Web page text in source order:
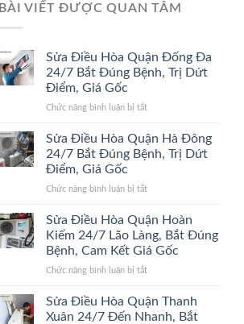
BÀI VIẾT ĐƯỢC QUAN TÂM
Sửa Điều Hòa Quận Đống Đa
24/7 Bắt Đúng Bệnh, Trị Dứt
Điểm, Giá Gốc
Chức năng bình luận bị tắtở
Điều
Hòa
Quận
Đa
Bắt
Đúng
Bệnh,
Dứt
Giá
Gốc
Sửa Điều Hòa Quận Hà Đông
24/7 Bắt Đúng Bệnh, Trị Dứt
Điểm, Giá Gốc
Chức năng bình luận bị tắtở
Điều
Quận
Hà
Đông
Bắt
Đúng
Sửa Điều Hòa Quận Hoàn
Kiếm 24/7 Lão Làng, Bắt Đúng
Bệnh, Cam Kết Giá Gốc
Chức năng bình luận bị tắtở
Điều
Sửa Điều Hòa Quận Thanh
Xuân 24/7 Đến Nhanh, Bắt